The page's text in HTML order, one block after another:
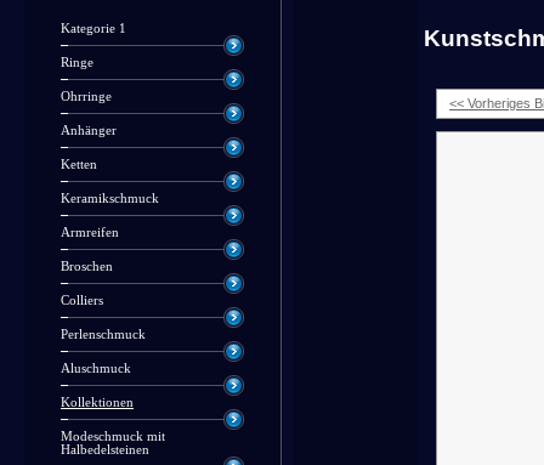
Kategorie 1
Ringe
Ohrringe
Anhänger
Ketten
Keramikschmuck
Armreifen
Broschen
Colliers
Perlenschmuck
Aluschmuck
Kollektionen
Modeschmuck mit
Halbedelsteinen
<< Vorheriges